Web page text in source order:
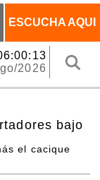
ESCUCHA AQUI
2026
bajo
el cacique